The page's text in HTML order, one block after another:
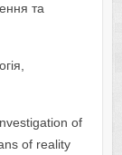
та
of
of reality